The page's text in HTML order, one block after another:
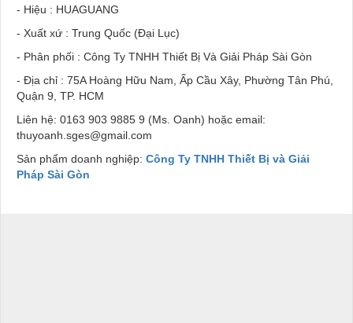
- Hiệu : HUAGUANG
- Xuất xứ : Trung Quốc (Đại Lục)
- Phân phối : Công Ty TNHH Thiết Bị Và Giải Pháp Sài Gòn
- Địa chỉ : 75A Hoàng Hữu Nam, Ấp Cầu Xây, Phường Tân Phú,
Quận 9, TP. HCM
Liên hệ: 0163 903 9885 9 (Ms. Oanh) hoặc email:
thuyoanh.sges@gmail.com
Sản phẩm doanh nghiệp: Công Ty TNHH Thiết Bị và Giải
Pháp Sài Gòn